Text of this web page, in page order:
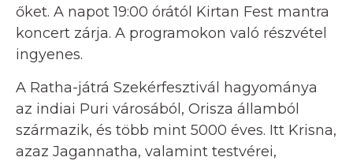
őket. A napot 19:00 órától Kirtan Fest mantra
koncert zárja. A programokon való részvétel
ingyenes.
A Ratha-játrá Szekérfesztivál hagyománya
az indiai Puri városából, Orisza államból
származik, és több mint 5000 éves. Itt Krisna,
azaz Jagannatha, valamint testvérei,